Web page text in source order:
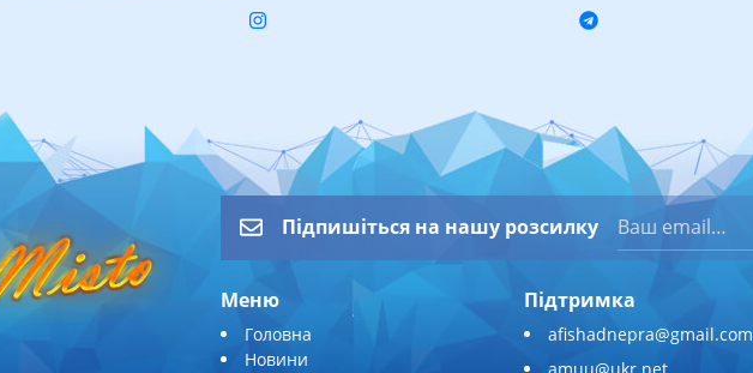
Підпишіться на нашу розсилку
Меню
Головна
Новини
Підтримка
afishadnepra@gmail.com